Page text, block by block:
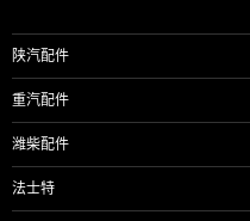
陕汽配件
重汽配件
潍柴配件
法士特